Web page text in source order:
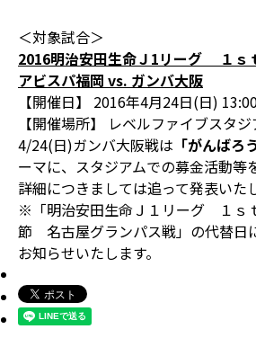
＜対象試合＞
2016明治安田生命Ｊ1リーグ １
アビスパ福岡 vs. ガンバ大阪
【開催日】 2016年4月24日(日)
【開催場所】 レベルファイブスタジ
4/24(日)ガンバ大阪戦は 「がんばろ
ーマに、 スタジアムでの募金活動等
詳細につきましては追って発表いた
※「明治安田生命Ｊ１リーグ １ｓ
節 名古屋グランパス戦」の代替日
お知らせいたします。